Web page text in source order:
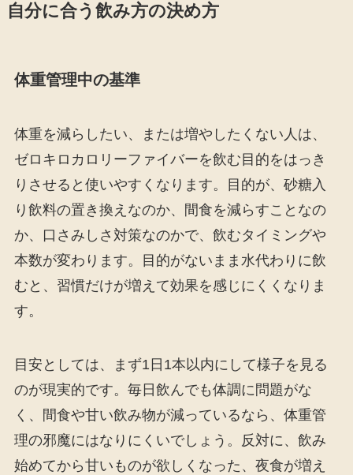
自分に合う飲み方の決め方
体重管理中の基準
体重を減らしたい、または増やしたくない人は、
ゼロキロカロリーファイバーを飲む目的をはっき
りさせると使いやすくなります。目的が、砂糖入
り飲料の置き換えなのか、間食を減らすことなの
か、口さみしさ対策なのかで、飲むタイミングや
本数が変わります。目的がないまま水代わりに飲
むと、習慣だけが増えて効果を感じにくくなりま
す。
目安としては、まず1日1本以内にして様子を見る
のが現実的です。毎日飲んでも体調に問題がな
く、間食や甘い飲み物が減っているなら、体重管
理の邪魔にはなりにくいでしょう。反対に、飲み
始めてから甘いものが欲しくなった、夜食が増え